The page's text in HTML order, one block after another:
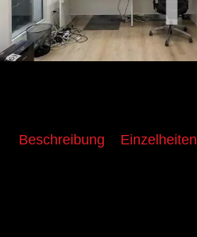
Beschreibung Einzelheiten